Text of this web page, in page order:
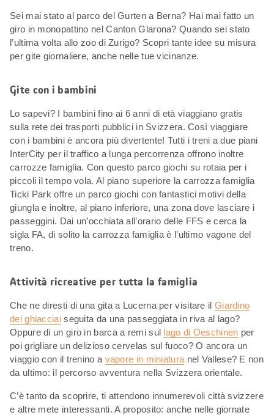
Sei mai stato al parco del Gurten a Berna? Hai mai fatto un
giro in monopattino nel Canton Glarona? Quando sei stato
l’ultima volta allo zoo di Zurigo? Scopri tante idee su misura
per gite giornaliere, anche nelle tue vicinanze.
Gite con i bambini
Lo sapevi? I bambini fino ai 6 anni di età viaggiano gratis
sulla rete dei trasporti pubblici in Svizzera. Così viaggiare
con i bambini è ancora più divertente! Tutti i treni a due piani
InterCity per il traffico a lunga percorrenza offrono inoltre
carrozze famiglia. Con questo parco giochi su rotaia per i
piccoli il tempo vola. Al piano superiore la carrozza famiglia
Ticki Park offre un parco giochi con fantastici motivi della
giungla e inoltre, al piano inferiore, una zona dove lasciare i
passeggini. Dai un’occhiata all’orario delle FFS e cerca la
sigla FA, di solito la carrozza famiglia è l’ultimo vagone del
treno.
Attività ricreative per tutta la famiglia
Che ne diresti di una gita a Lucerna per visitare il Giardino
dei ghiacciaiseguita da una passeggiata in riva al lago?
Oppure di un giro in barca a remi sul lago di Oeschinen per
poi grigliare un delizioso cervelas sul fuoco? O ancora un
viaggio con il trenino a vapore in miniatura nel Vallese? E non
da ultimo: il percorso avventura nella Svizzera orientale.
C’è tanto da scoprire, ti attendono innumerevoli città svizzere
e altre mete interessanti. A proposito: anche nelle giornate